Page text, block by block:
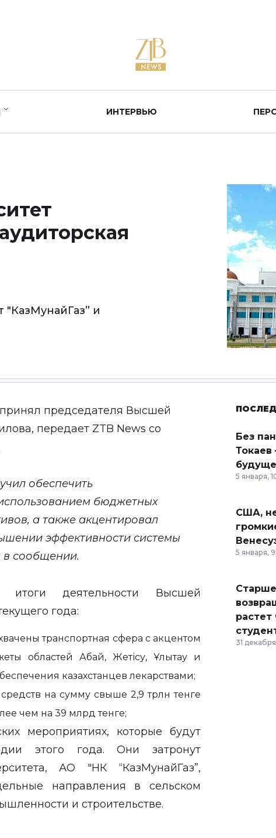
ИНТЕРВЬЮ
и
председателя Высшей
передает ZTB News со
обеспечить
бюджетных
а также акцентировал
эффективности системы
в сообщении.
деятельности Высшей
года:
транспортная сфера с акцентом
областей Абай, Жетісу, Ұлытау и
казахстанцев лекарствами;
на сумму свыше 2,9 трлн тенге
чем на 39 млрд тенге;
мероприятиях, которые будут
этого года. Они затронут
АО "НК “КазМунайГаз”,
направления в сельском
и строительстве.
Без
Токаев
5 января,
США,
5 января,
31